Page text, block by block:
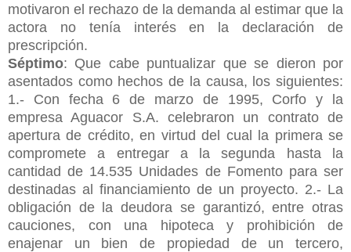
motivaron el rechazo de la demanda al estimar que la
actora no tenía interés en la declaración de
prescripción.
Séptimo: Que cabe puntualizar que se dieron por
asentados como hechos de la causa, los siguientes:
1.- Con fecha 6 de marzo de 1995, Corfo y la
empresa Aguacor S.A. celebraron un contrato de
apertura de crédito, en virtud del cual la primera se
compromete a entregar a la segunda hasta la
cantidad de 14.535 Unidades de Fomento para ser
destinadas al financiamiento de un proyecto. 2.- La
obligación de la deudora se garantizó, entre otras
cauciones, con una hipoteca y prohibición de
enajenar un bien de propiedad de un tercero,